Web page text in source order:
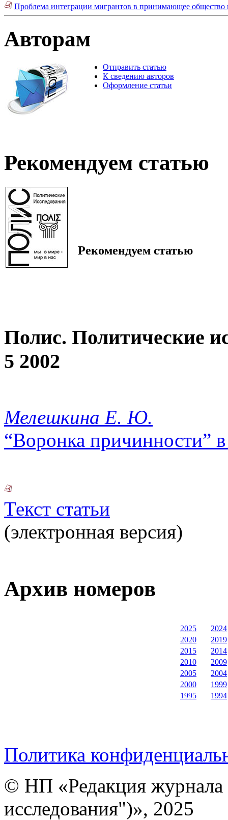
Проблема интеграции мигрантов в принимающее
Авторам
Отправить статью
К сведению авторов
Оформление статьи
Рекомендуем статью
Рекомендуем статью
Полис. Политические
5 2002
Мелешкина Е. Ю.
“Воронка причинности”
Текст статьи
(электронная версия)
Архив номеров
2025
2024
2020
2019
2015
2014
2010
2009
2005
2004
2000
1999
1995
1994
Политика
© НП «Редакция
исследования")», 2025